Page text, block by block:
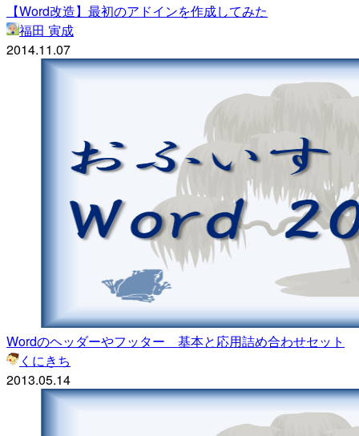
【Word改造】最初のアドインを作成してみた
福田 寅成
2014.11.07
Wordのヘッダーやフッター 基本と応用詰め合わせセット
くにきち
2013.05.14